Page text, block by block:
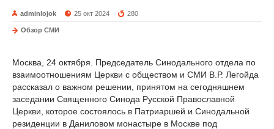
adminlojok 25 окт 2024 280
Обзор СМИ
Москва, 24 октября. Председатель Синодального отдела по
взаимоотношениям Церкви с обществом и СМИ В.Р. Легойда
рассказал о важном решении, принятом на сегодняшнем
заседании Священного Синода Русской Православной
Церкви, которое состоялось в Патриаршей и Синодальной
резиденции в Даниловом монастыре в Москве под